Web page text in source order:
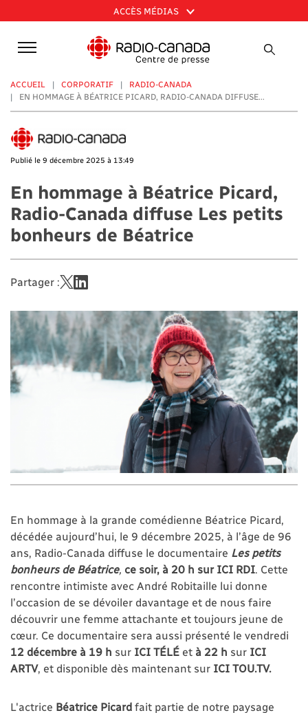
au
contenu
principal
ACCÈS MÉDIAS
ACCUEIL CORPORATIF
RADIO-CANADA
EN HOMMAGE À BÉATRICE PICARD, RADIO-CANADA DIFFUSE...
Publié le 9 décembre 2025 à 13:49
En hommage à Béatrice Picard,
Radio-Canada diffuse Les petits
bonheurs de Béatrice
Partager :
En hommage à la grande comédienne Béatrice Picard,
décédée aujourd’hui, le 9 décembre 2025, à l’âge de 96
ans, Radio-Canada diffuse le documentaire Les petits
bonheurs de Béatrice, ce soir, à 20 h sur ICI RDI . Cette
rencontre intimiste avec André Robitaille lui donne
l’occasion de se dévoiler davantage et de nous faire
découvrir une femme attachante et toujours jeune de
cœur. Ce documentaire sera aussi présenté le vendredi
12 décembre à 19 h sur ICI TÉLÉ et à 22 h sur ICI
ARTV, et disponible dès maintenant sur ICI TOU.TV.
L'actrice Béatrice Picard fait partie de notre paysage